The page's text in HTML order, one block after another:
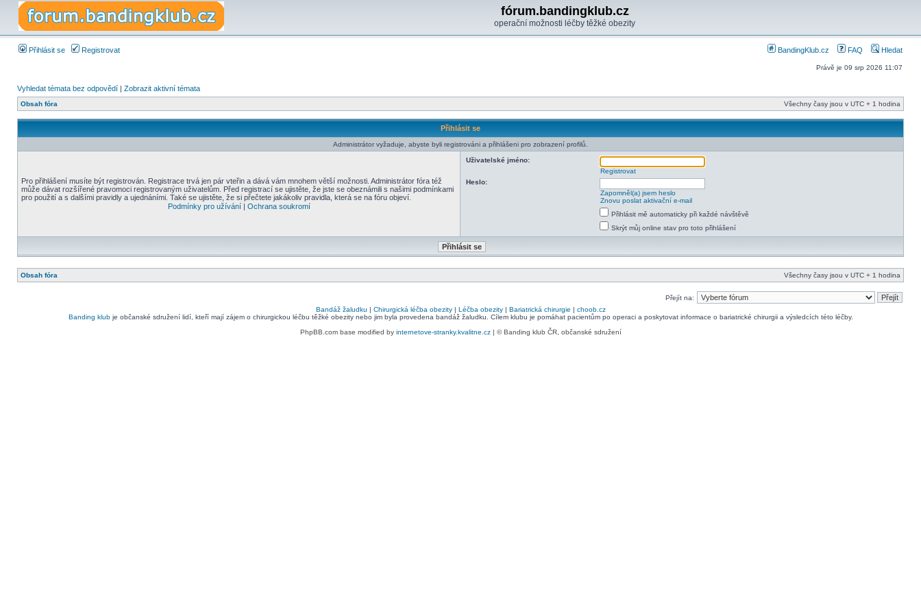
fórum.bandingklub.cz
operační možnosti léčby těžké obezity
Přihlásit se Registrovat BandingKlub.cz FAQ Hledat
Právě je 09 srp 2026 11:07
Vyhledat témata bez odpovědí | Zobrazit aktivní témata
Obsah fóra Všechny časy jsou v UTC + 1 hodina
Přihlásit se
Administrátor vyžaduje, abyste byli registrováni a přihlášeni pro zobrazení profilů.
Pro přihlášení musíte být registrován. Registrace trvá jen pár vteřin a dává vám mnohem větší možnosti. Administrátor fóra též
může dávat rozšířené pravomoci registrovaným uživatelům. Před registrací se ujistěte, že jste se obeznámili s našimi podmínkami
pro použití a s dalšími pravidly a ujednáními. Také se ujistěte, že si přečtete jakákoliv pravidla, která se na fóru objeví.
Podmínky pro užívání| Ochrana soukromí
Uživatelské jméno:
Registrovat
Heslo:
Zapomněl(a) jsem heslo
Znovu poslat aktivační e-mail
Přihlásit mě automaticky při každé návštěvě
Skrýt můj online stav pro toto přihlášení
Obsah fóra Všechny časy jsou v UTC + 1 hodina
Přejít na:
Bandáž žaludku | Chirurgická léčba obezity| Léčba obezity| Bariatrická chirurgie | choob.cz
Banding klubje občanské sdružení lidí, kteří mají zájem o chirurgickou léčbu těžké obezity nebo jim byla provedena bandáž žaludku. Cílem klubu je pomáhat pacientům po operaci a poskytovat informace o bariatrické chirurgii a výsledcích této léčby.
PhpBB.com base modified by internetove-stranky.kvalitne.cz| © Banding klub ČR, občanské sdružení